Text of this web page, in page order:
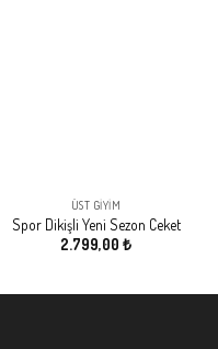
ÜST GIYIM
Spor Dikişli Yeni Sezon Ceket
2.799,00 ₺